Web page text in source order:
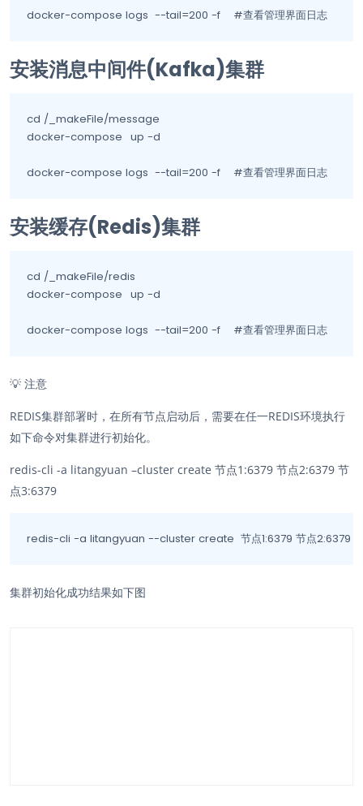
docker-compose logs  --tail=200 -f    #查看管
安装消息中间件(Kafka)集群
cd /_makeFile/message
docker-compose	up -d
docker-compose logs  --tail=200 -f    #查看管
安装缓存(Redis)集群
cd /_makeFile/redis
docker-compose	up -d
docker-compose logs  --tail=200 -f    #查看管
💡 注意
REDIS集群部署时，在所有节点启动后，需要在任一REDIS环境执行
如下命令对集群进行初始化。
redis-cli -a litangyuan –cluster create 节点1:6379 节点2:6379 节
点3:6379
redis-cli -a litangyuan --cluster create  节点1:6379 节点2:6379
集群初始化成功结果如下图